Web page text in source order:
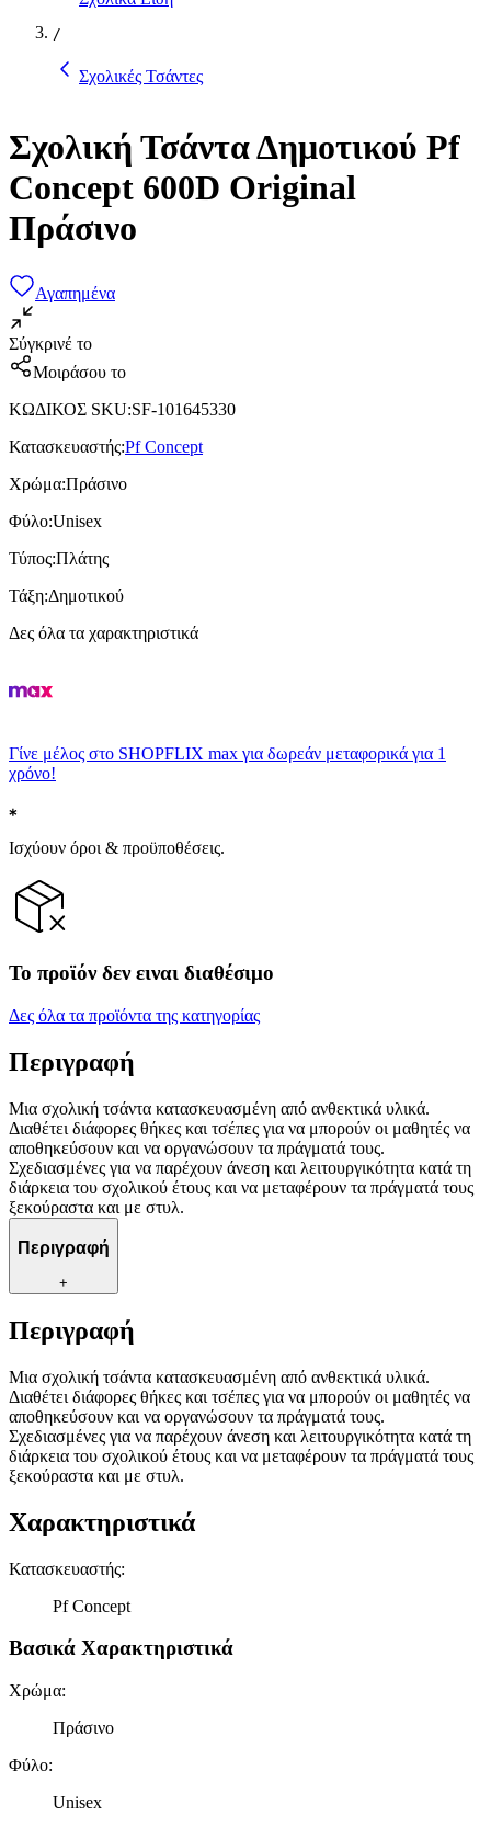
/
Σχολικές Τσάντες
Σχολική Τσάντα Δημοτικού Pf
Concept 600D Original
Πράσινο
Αγαπημένα
Σύγκρινέ το
Μοιράσου το
ΚΩΔΙΚΟΣ SKU:SF-101645330
Κατασκευαστής:Pf Concept
Χρώμα:Πράσινο
Φύλο:Unisex
Τύπος:Πλάτης
Τάξη:Δημοτικού
Δες όλα τα χαρακτηριστικά
Γίνε μέλος στο SHOPFLIX max για δωρεάν μεταφορικά για 1
χρόνο!
Ισχύουν όροι & προϋποθέσεις.
Το προϊόν δεν ειναι διαθέσιμο
Δες όλα τα προϊόντα της κατηγορίας
Περιγραφή
Μια σχολική τσάντα κατασκευασμένη από ανθεκτικά υλικά.
Διαθέτει διάφορες θήκες και τσέπες για να μπορούν οι μαθητές να
αποθηκεύσουν και να οργανώσουν τα πράγματά τους.
Σχεδιασμένες για να παρέχουν άνεση και λειτουργικότητα κατά τη
διάρκεια του σχολικού έτους και να μεταφέρουν τα πράγματά τους
ξεκούραστα και με στυλ.
Περιγραφή
+
Περιγραφή
Μια σχολική τσάντα κατασκευασμένη από ανθεκτικά υλικά.
Διαθέτει διάφορες θήκες και τσέπες για να μπορούν οι μαθητές να
αποθηκεύσουν και να οργανώσουν τα πράγματά τους.
Σχεδιασμένες για να παρέχουν άνεση και λειτουργικότητα κατά τη
διάρκεια του σχολικού έτους και να μεταφέρουν τα πράγματά τους
ξεκούραστα και με στυλ.
Χαρακτηριστικά
Κατασκευαστής:
Pf Concept
Βασικά Χαρακτηριστικά
Χρώμα:
Πράσινο
Φύλο:
Unisex